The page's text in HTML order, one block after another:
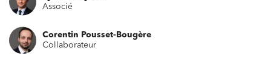
Associé
Corentin Pousset-Bougère
Collaborateur